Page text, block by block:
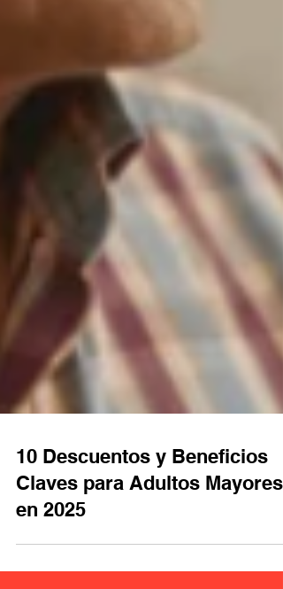
10 Descuentos y Beneficios
en 2025